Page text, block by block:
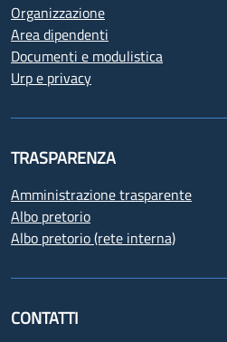
Organizzazione
Area dipendenti
Documenti e modulistica
Urp e privacy
TRASPARENZA
Amministrazione trasparente
Albo pretorio
Albo pretorio (rete interna)
CONTATTI